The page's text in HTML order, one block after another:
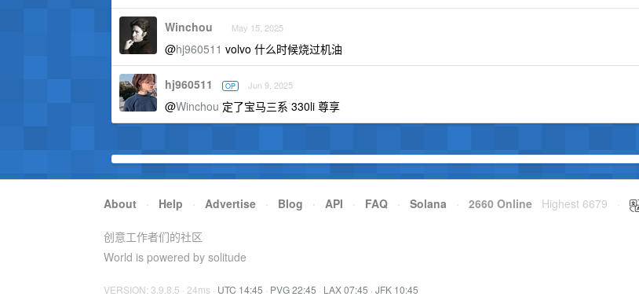
Winchou May 15, 2025
@hj960511 volvo 什么时候烧过机油
hj960511 OP Jun 9, 2025
@Winchou 定了宝马三系 330li 尊享
About · Help · Advertise · Blog · API · FAQ · Solana · 2660 Online Highest 6679
创意工作者们的社区
World is powered by solitude
VERSION: 3.9.8.5 · 24ms · UTC 14:45 · PVG 22:45 · LAX 07:45 · JFK 10:45